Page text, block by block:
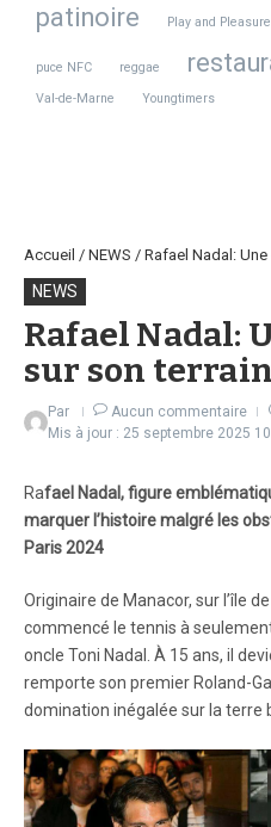
patinoire Play and
puce NFC reggae
Val-de-Marne
Youngtimers
Accueil / NEWS / Rafael Nadal: Une
NEWS
Rafael Nadal:
sur son
Par Aucun commentaire
Mis à jour : 25 septembre 2025
Rafael Nadal, figure
marquer l’histoire malgré les
Paris 2024
Originaire de Manacor, sur l’île
commencé le tennis à
oncle Toni Nadal. À 15 ans, il
remporte son premier Roland-
domination inégalée sur la terre